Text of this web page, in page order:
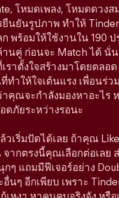
โหมดเพลง, โหมดดวงส
นยันรูปภาพ ทำให้
พร้อมให้ใช้งานใน 190 ป
านคู่ ก่อนจะ Match ได้ นั่
าตั้งใจสร้างมาโดยตลอ
ทำให้ใจเต้นแรง เพื่อนร่
คุณจะกำลังมองหาอะไร
ดภัยระหว่างรอนะ
วเริ่มปัดได้เลย ถ้าคุณ
ากตรงนี้คุณเลือกต่อเลย
กๆ แถมมีฟีเจอร์อย่าง
นๆ อีกเพียบ เพราะ